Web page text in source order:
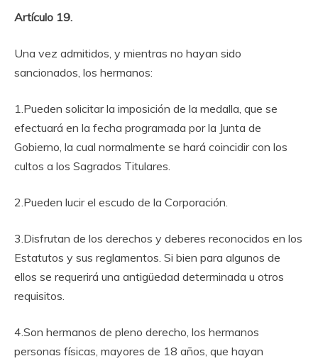
Artículo 19.
Una vez admitidos, y mientras no hayan sido
sancionados, los hermanos:
1.Pueden solicitar la imposición de la medalla, que se
efectuará en la fecha programada por la Junta de
Gobierno, la cual normalmente se hará coincidir con los
cultos a los Sagrados Titulares.
2.Pueden lucir el escudo de la Corporación.
3.Disfrutan de los derechos y deberes reconocidos en los
Estatutos y sus reglamentos. Si bien para algunos de
ellos se requerirá una antigüedad determinada u otros
requisitos.
4.Son hermanos de pleno derecho, los hermanos
personas físicas, mayores de 18 años, que hayan